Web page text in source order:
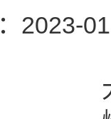
2023-